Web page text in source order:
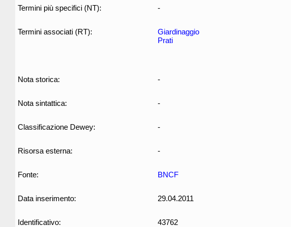
Termini più specifici (NT): -
Termini associati (RT):
Giardinaggio
Prati
Nota storica: -
Nota sintattica: -
Classificazione Dewey: -
Risorsa esterna: -
Fonte: BNCF
Data inserimento: 29.04.2011
Identificativo: 43762